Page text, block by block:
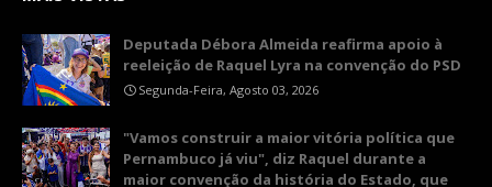
Deputada Débora Almeida reafirma apoio à
reeleição de Raquel Lyra na convenção do PSD
Segunda-Feira, Agosto 03, 2026
"Vamos construir a maior vitória política que
Pernambuco já viu", diz Raquel durante a
maior convenção da história do Estado, que